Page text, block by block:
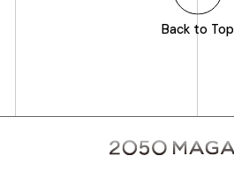
Back to Top